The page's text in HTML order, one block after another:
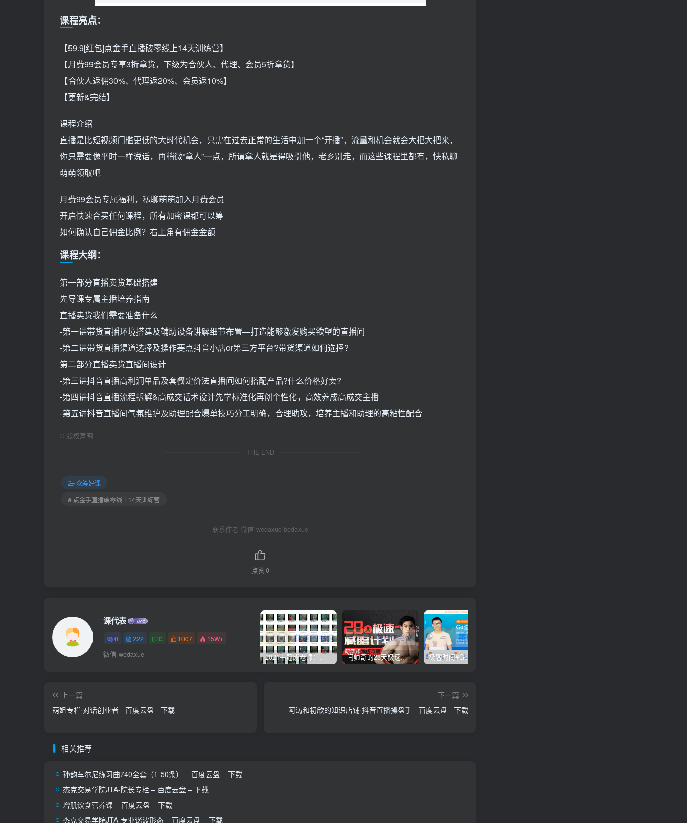
课程亮点：
【59.9[红包]点金手直播破零线上14天训练营】
【月费99会员专享3折拿货，下级为合伙人、代理、会员5折拿货】
【合伙人返佣30%、代理返20%、会员返10%】
【更新&完结】
课程介绍
直播是比短视频门槛更低的大时代机会，只需在过去正常的生活中加一个“开播”，流量和机会就会大把大把来，
你只需要像平时一样说话，再稍微“拿人”一点，所谓拿人就是得吸引他，老乡别走，而这些课程里都有，快私聊
萌萌领取吧
月费99会员专属福利，私聊萌萌加入月费会员
开启快速合买任何课程，所有加密课都可以筹
如何确认自己佣金比例？右上角有佣金金额
课程大纲：
第一部分直播卖货基础搭建
先导课专属主播培养指南
直播卖货我们需要准备什么
-第一讲带货直播环境搭建及辅助设备讲解细节布置—打造能够激发购买欲望的直播间
-第二讲带货直播渠道选择及操作要点抖音小店or第三方平台?带货渠道如何选择?
第二部分直播卖货直播间设计
-第三讲抖音直播高利润单品及套餐定价法直播间如何搭配产品?什么价格好卖?
-第四讲抖音直播流程拆解&高成交话术设计先学标准化再创个性化，高效养成高成交主播
-第五讲抖音直播间气氛维护及助理配合爆单技巧分工明确，合理助攻，培养主播和助理的高粘性配合
© 版权声明
THE END
众筹好课
# 点金手直播破零线上14天训练营
联系作者 微信 wedaxue bedaxue
点赞0
课代表
0 222 0 1007 15W+
微信 wedaxue 2021韦冠成老师：韦氏天星风水《秘传二十四山吉凶占断要法》 – 百度云盘 – 下载 闫帅奇的28天极速减脂计划 – 网盘分享 – 下载
上一篇
萌姐专栏·对话创业者 - 百度云盘 - 下载
下一篇
阿涛和初欣的知识店铺·抖音直播操盘手 - 百度云盘 - 下载
相关推荐
孙韵车尔尼练习曲740全套（1-50条） – 百度云盘 – 下载
杰克交易学院JTA-院长专栏 – 百度云盘 – 下载
增肌饮食营养课 – 百度云盘 – 下载
杰克交易学院JTA-专业谐波形态 – 百度云盘 – 下载